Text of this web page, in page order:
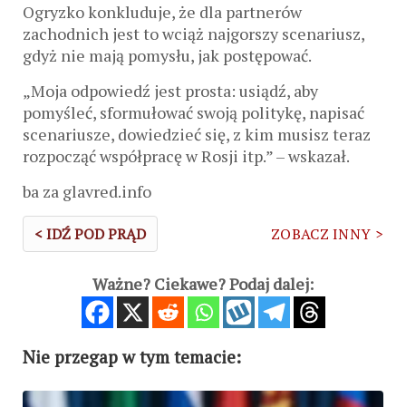
Ogryzko konkluduje, że dla partnerów
zachodnich jest to wciąż najgorszy scenariusz,
gdyż nie mają pomysłu, jak postępować.
„Moja odpowiedź jest prosta: usiądź, aby
pomyśleć, sformułować swoją politykę, napisać
scenariusze, dowiedzieć się, z kim musisz teraz
rozpocząć współpracę w Rosji itp.” – wskazał.
ba za glavred.info
< IDŹ POD PRĄD ZOBACZ INNY >
Ważne? Ciekawe? Podaj dalej:
Nie przegap w tym temacie: